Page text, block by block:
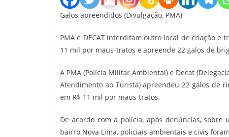
Galos apreendidos (Divulgação, PMA)
PMA e DECAT interditam outro local de criação
11 mil por maus-tratos e apreende 22 galos de
A PMA (Polícia Militar Ambiental) e Decat
Atendimento ao Turista) apreendeu 22 galos de
em R$ 11 mil por maus-tratos.
De acordo com a polícia, após denúncias,
bairro Nova Lima, policiais ambientais e civis